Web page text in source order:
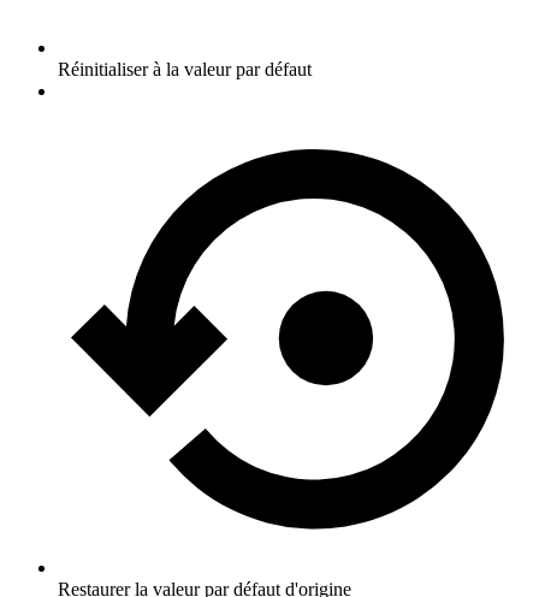
Réinitialiser à la valeur par défaut
Restaurer la valeur par défaut d'origine